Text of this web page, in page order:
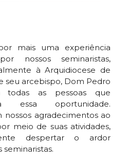
mais uma experiência
nossos seminaristas,
à Arquidiocese de
seu arcebispo, Dom Pedro
todas as pessoas que
essa oportunidade.
agradecimentos ao
meio de suas atividades,
despertar o ardor
seminaristas.